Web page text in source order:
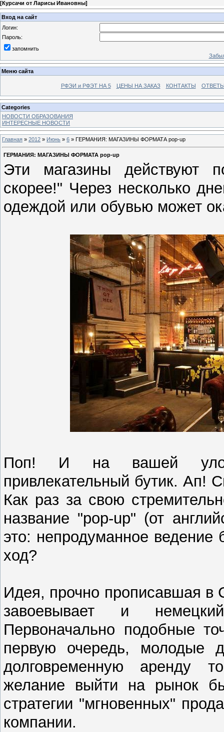
[Курсачи от Ларисы Ивановны]
Вход на сайт
Логин:
Пароль:
запомнить
Меню сайта
РФЭИ и РФЭТ НА 5 ЦЕНЫ НА ЗАКАЗ КОНТАКТЫ
Categories
НОВОСТИ ОБРАЗОВАНИЯ
ИНТЕРЕСНЫЕ НОВОСТИ
Главная » 2012 » Июнь » 6 » ГЕРМАНИЯ: МАГАЗИНЫ ФОРМАТА pop-up
ГЕРМАНИЯ: МАГАЗИНЫ ФОРМАТА pop-up
Эти магазины действуют
скорее!" Через несколько
одеждой или обувью может
Поп! И на вашей
привлекательный бутик. Ап!
Как раз за свою
название "pop-up" (от
это: непродуманное ведение
ход?
Идея, прочно прописавшая в
завоевывает и
Первоначально подобные
первую очередь, молодые
долговременную аренду
желание выйти на рынок
стратегии "мгновенных"
компании.